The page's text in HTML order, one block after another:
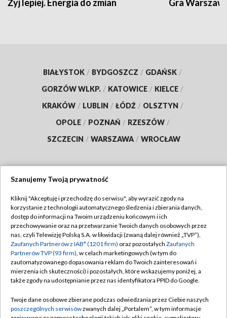
Żyj lepiej. Energia do zmian Gra
BIAŁYSTOK / BYDGOSZCZ / GDAŃSK /
GORZÓW WLKP. / KATOWICE / KIELCE /
KRAKÓW / LUBLIN / ŁÓDŹ / OLSZTYN /
OPOLE / POZNAŃ / RZESZÓW /
SZCZECIN / WARSZAWA / WROCŁAW
TVP
Abonament TVP
Emisja w TVP
Centrum informacji TVP
Naziemna Telewizja Cyfrowa
Rada Programowa
Regulamin TVP
Polityka prywatności
Moje zgody
Pomoc
Kontakt
Szanujemy Twoją prywatność
Kliknij "Akceptuję i przechodzę do serwisu", aby wyrazić zgody na
korzystanie z technologii automatycznego śledzenia i zbierania danych,
dostęp do informacji na Twoim urządzeniu końcowym i ich
przechowywanie oraz na przetwarzanie Twoich danych osobowych przez
nas, czyli Telewizję Polską S.A. w likwidacji (zwaną dalej również „TVP”),
Zaufanych Partnerów z IAB* (1201 firm) oraz pozostałych Zaufanych
Partnerów TVP (93 firm), w celach marketingowych (w tym do
zautomatyzowanego dopasowania reklam do Twoich zainteresowań i
mierzenia ich skuteczności) i pozostałych, które wskazujemy poniżej, a
także zgody na udostępnianie przez nas identyfikatora PPID do Google.
Twoje dane osobowe zbierane podczas odwiedzania przez Ciebie naszych
poszczególnych serwisówzwanych dalej „Portalem”, w tym informacje